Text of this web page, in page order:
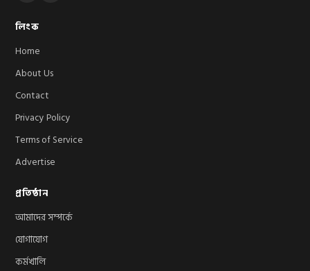
লিংক
Home
About Us
Contact
Privacy Policy
Terms of Service
Advertise
প্রতিষ্ঠান
আমাদের সম্পর্কে
যোগাযোগ
কর্মখালি